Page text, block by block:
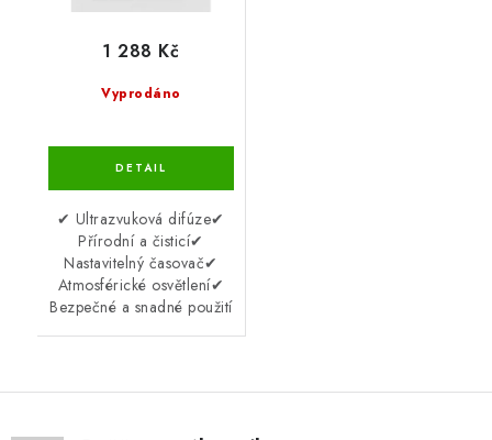
Vyprodáno
1 288 Kč
✔ Ultrazvuková difúze✔
Přírodní a čisticí✔
Nastavitelný časovač✔
Atmosférické osvětlení✔
Bezpečné a snadné použití